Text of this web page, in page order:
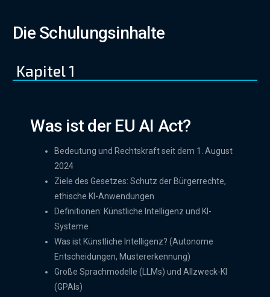
Die Schulungsinhalte
Kapitel 1
Was ist der EU AI Act?
Bedeutung und Rechtskraft seit dem 1. August
2024
Ziele des Gesetzes: Schutz der Bürgerrechte,
ethische KI-Anwendungen
Definitionen: Künstliche Intelligenz und KI-
Systeme
Was ist Künstliche Intelligenz? (Autonome
Entscheidungen, Mustererkennung)
Große Sprachmodelle (LLMs) und Allzweck-KI
(GPAIs)